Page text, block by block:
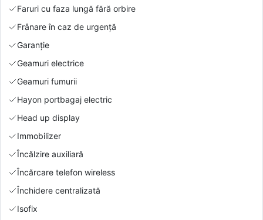
Faruri cu faza lungă fără orbire
Frânare în caz de urgență
Garanție
Geamuri electrice
Geamuri fumurii
Hayon portbagaj electric
Head up display
Immobilizer
Încălzire auxiliară
Încărcare telefon wireless
Închidere centralizată
Isofix